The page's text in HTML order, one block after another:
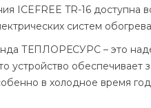
ICEFREE TR-16 доступна
систем
ТЕПЛОРЕСУРС – это
устройство обеспечивает
в холодное время